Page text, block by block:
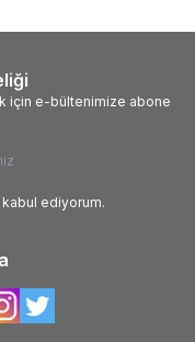
için e-bültenimize abone
ediyorum.